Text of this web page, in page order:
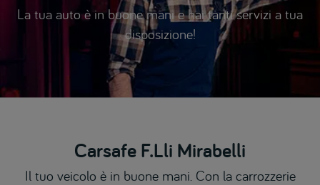
La tua auto è in buone mani e hai tanti servizi a tua
disposizione!
Carsafe F.Lli Mirabelli
Il tuo veicolo è in buone mani. Con la carrozzerie